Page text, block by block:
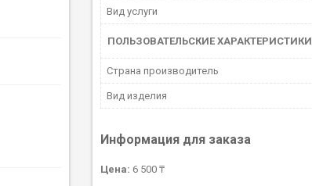
Вид услуги
ПОЛЬЗОВАТЕЛЬСКИЕ ХАРАКТЕРИСТИКИ
Страна производитель
Вид изделия
Информация для заказа
Цена: 6 500 ₸